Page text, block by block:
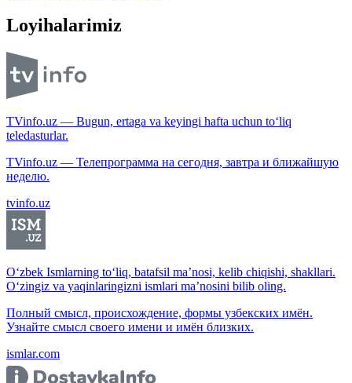
Loyihalarimiz
TVinfo.uz — Bugun, ertaga va keyingi hafta uchun to‘liq
teledasturlar.
TVinfo.uz — Телепрограмма на сегодня, завтра и ближайшую
неделю.
tvinfo.uz
O‘zbek Ismlarning to‘liq, batafsil ma’nosi, kelib chiqishi, shakllari.
O‘zingiz va yaqinlaringizni ismlari ma’nosini bilib oling.
Полный смысл, происхождение, формы узбекских имён.
Узнайте смысл своего имени и имён близких.
ismlar.com